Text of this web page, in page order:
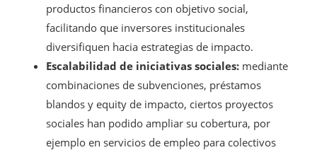
productos financieros con objetivo social,
facilitando que inversores institucionales
diversifiquen hacia estrategias de impacto.
Escalabilidad de iniciativas sociales: mediante
combinaciones de subvenciones, préstamos
blandos y equity de impacto, ciertos proyectos
sociales han podido ampliar su cobertura, por
ejemplo en servicios de empleo para colectivos